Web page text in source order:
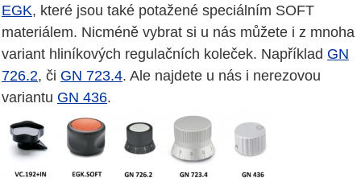
EGK, které jsou také potažené speciálním SOFT
materiálem. Nicméně vybrat si u nás můžete i z mnoha
variant hliníkových regulačních koleček. Například GN
726.2, či GN 723.4. Ale najdete u nás i nerezovou
variantu GN 436.